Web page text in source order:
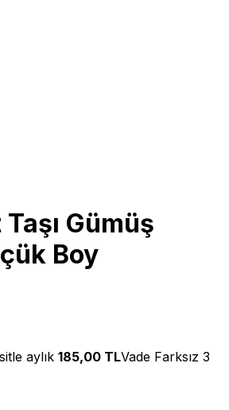
Gümüş
Boy
aylık 185,00 TLVade Farksız 3